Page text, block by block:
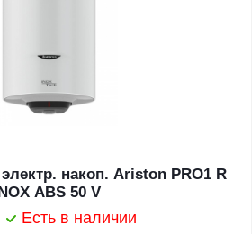
накоп. Ariston PRO1 R
ABS 50 V
Есть в наличии